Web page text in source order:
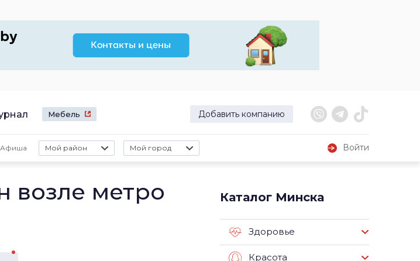
Мебель Добавить компанию
Афиша Мой район Мой город
Войти
возле метро
Каталог Минска
Здоровье
Красота